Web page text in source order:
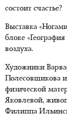
состоит счастье?
Выставка
блоке
воздуха.
Художники
Полесовщикова
физической
Яковлевой,
Филиппа